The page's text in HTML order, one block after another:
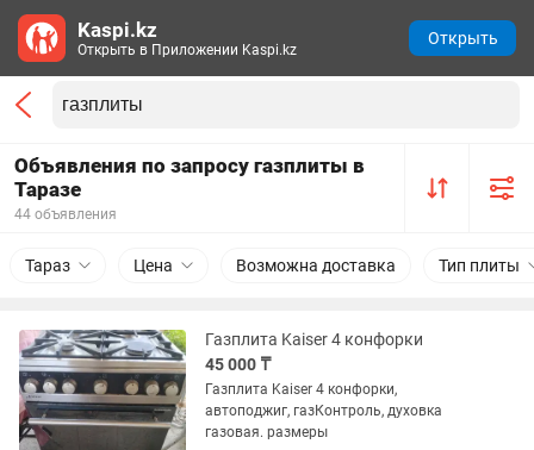
Объявления по запросу газплиты в
Таразе
44 объявления
Тараз Цена Возможна доставка Тип плиты
Газплита Kaiser 4 конфорки
45 000 ₸
Газплита Kaiser 4 конфорки,
автоподжиг, газКонтроль, духовка
газовая. размеры
Kaspi.kz
Открыть в Приложении Kaspi.kz
Открыть